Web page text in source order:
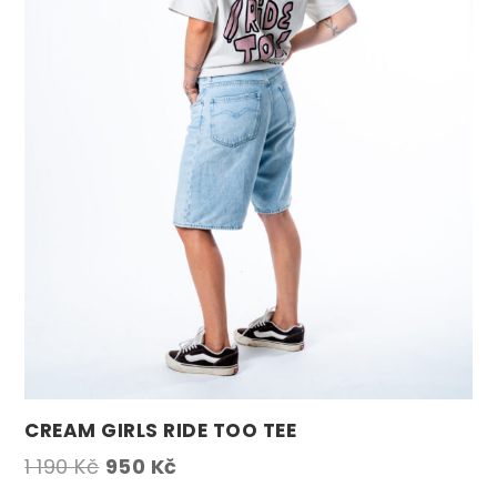
CREAM GIRLS RIDE TOO TEE
1 190Kč Původní
950 KčAktuální